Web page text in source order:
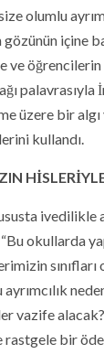
olumlu
içine
ve
üzere bir
kullandı.
ivedilikle
“Bu okullarda
vazife
bir